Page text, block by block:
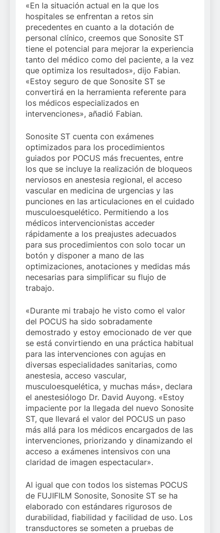
«En la situación actual en la que los
hospitales se enfrentan a retos sin
precedentes en cuanto a la dotación de
personal clínico, creemos que Sonosite ST
tiene el potencial para mejorar la experiencia
tanto del médico como del paciente, a la vez
que optimiza los resultados», dijo Fabian.
«Estoy seguro de que Sonosite ST se
convertirá en la herramienta referente para
los médicos especializados en
intervenciones», añadió Fabian.
Sonosite ST cuenta con exámenes
optimizados para los procedimientos
guiados por POCUS más frecuentes, entre
los que se incluye la realización de bloqueos
nerviosos en anestesia regional, el acceso
vascular en medicina de urgencias y las
punciones en las articulaciones en el cuidado
musculoesquelético. Permitiendo a los
médicos intervencionistas acceder
rápidamente a los preajustes adecuados
para sus procedimientos con solo tocar un
botón y disponer a mano de las
optimizaciones, anotaciones y medidas más
necesarias para simplificar su flujo de
trabajo.
«Durante mi trabajo he visto como el valor
del POCUS ha sido sobradamente
demostrado y estoy emocionado de ver que
se está convirtiendo en una práctica habitual
para las intervenciones con agujas en
diversas especialidades sanitarias, como
anestesia, acceso vascular,
musculoesquelética, y muchas más», declara
el anestesiólogo Dr. David Auyong. «Estoy
impaciente por la llegada del nuevo Sonosite
ST, que llevará el valor del POCUS un paso
más allá para los médicos encargados de las
intervenciones, priorizando y dinamizando el
acceso a exámenes intensivos con una
claridad de imagen espectacular».
Al igual que con todos los sistemas POCUS
de FUJIFILM Sonosite, Sonosite ST se ha
elaborado con estándares rigurosos de
durabilidad, fiabilidad y facilidad de uso. Los
transductores se someten a pruebas de